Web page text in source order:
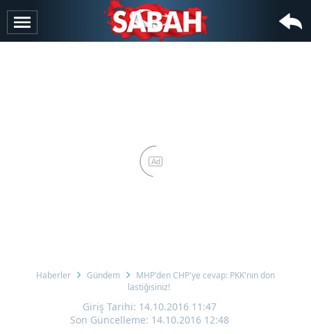
Ad
Haberler Gündem
MHP'den CHP'ye cevap: PKK'nın don
lastiğisiniz!
Giriş Tarihi: 14.10.2016 11:47
Son Güncelleme: 14.10.2016 12:48